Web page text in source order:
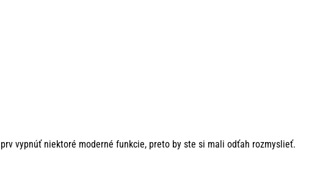
vypnúť niektoré moderné funkcie, preto by ste si mali odťah rozmyslieť.